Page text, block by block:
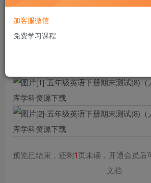
格式
页数
预览已结束，还剩1页未读，开通会员后
文档
加客服微信
免费学习课程